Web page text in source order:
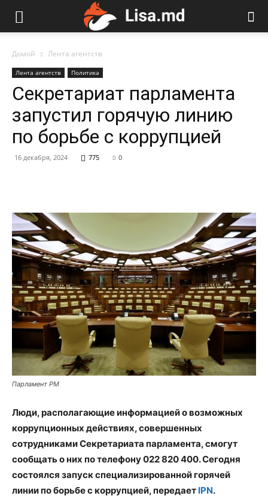
Домой Лента агентств
Лента агентств Политика
Секретариат парламента
запустил горячую линию
по борьбе с коррупцией
16 декабря, 2024 775 0
Парламент РМ
Люди, располагающие информацией о возможных
коррупционных действиях, совершенных
сотрудниками Секретариата парламента, смогут
сообщать о них по телефону 022 820 400. Сегодня
состоялся запуск специализированной горячей
линии по борьбе с коррупцией, передает IPN.